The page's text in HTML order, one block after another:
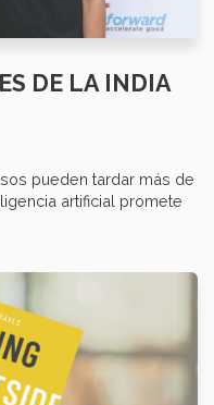
DE LA INDIA
pueden tardar más de
artificial promete